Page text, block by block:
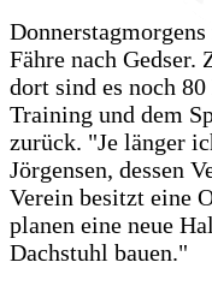
Fähre nach
dort sind es noch
Training und dem
zurück. "Je länger
Jörgensen, dessen
Verein besitzt eine
planen eine neue
Dachstuhl bauen."